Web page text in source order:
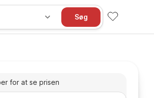
Søg
for at se prisen